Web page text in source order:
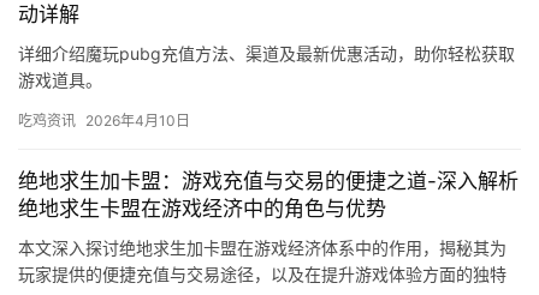
动详解
详细介绍魔玩pubg充值方法、渠道及最新优惠活动，助你轻松获取
游戏道具。
吃鸡资讯 2026年4月10日
绝地求生加卡盟：游戏充值与交易的便捷之道-深入解析
绝地求生卡盟在游戏经济中的角色与优势
本文深入探讨绝地求生加卡盟在游戏经济体系中的作用，揭秘其为
玩家提供的便捷充值与交易途径，以及在提升游戏体验方面的独特